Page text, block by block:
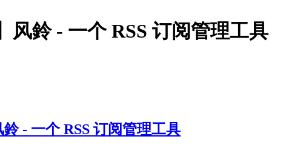
风鈴 - 一个 RSS 订阅管理工具
- 一个 RSS 订阅管理工具